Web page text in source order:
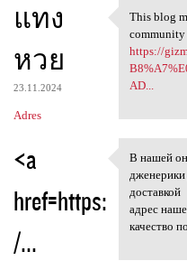
แทง
หวย
23.11.2024
Adres
This blog
This blog
community
https://
AD...
<a
href=https:
/...
В нашей
В нашей
доставкой
адрес
качество